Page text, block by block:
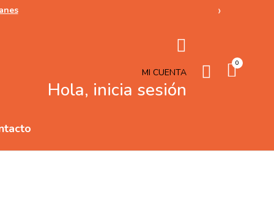
›
MI CUENTA
Hola, inicia sesión
0